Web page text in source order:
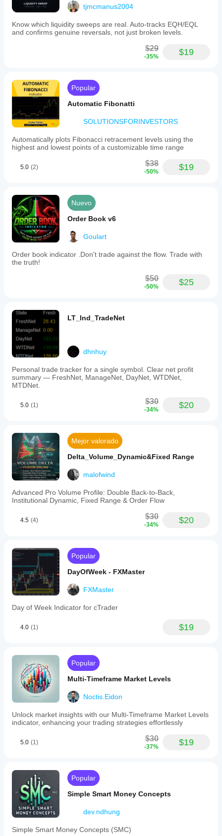
tjmcmanus2004
Know which liquidity sweeps are real. Auto-tracks EQH/EQL
and confirms genuine reversals, not just broken levels.
$29
-35% $19
Popular
Automatic Fibonatti
SOLUTIONSFORINVESTORS
Automatically plots Fibonacci retracement levels using the
highest and lowest points of a customizable time range
5.0 (2) $38
-50% $19
Nuevo
Order Book v6
Goulart
Order book indicator .Don't trade against the flow. Trade with
the truth!
$50
-50% $25
LT_Ind_TradeNet
dhnhuy
Personal trade tracker for a single symbol. Clear net profit
summary — FreshNet, ManageNet, DayNet, WTDNet,
MTDNet.
5.0 (1) $30
-34% $20
Mejor valorado
Delta_Volume_Dynamic&Fixed Range
malofwind
Advanced Pro Volume Profile: Double Back-to-Back,
Institutional Dynamic, Fixed Range & Order Flow
4.5 (4) $30
-34% $20
Popular
DayOfWeek - FXMaster
FXMaster
Day of Week Indicator for cTrader
4.0 (1) $19
Popular
Multi-Timeframe Market Levels
Noctis.Eidon
Unlock market insights with our Multi-Timeframe Market Levels
indicator, enhancing your trading strategies effortlessly
5.0 (1) $30
-37% $19
Popular
Simple Smart Money Concepts
dev.ndhung
Simple Smart Money Concepts (SMC)